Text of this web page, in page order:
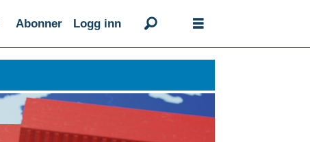
Abonner Logg inn